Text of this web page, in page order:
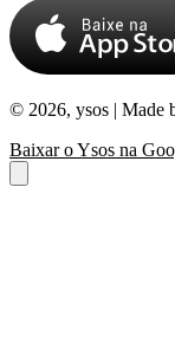
© 2026, ysos | Made
Baixar o Ysos na